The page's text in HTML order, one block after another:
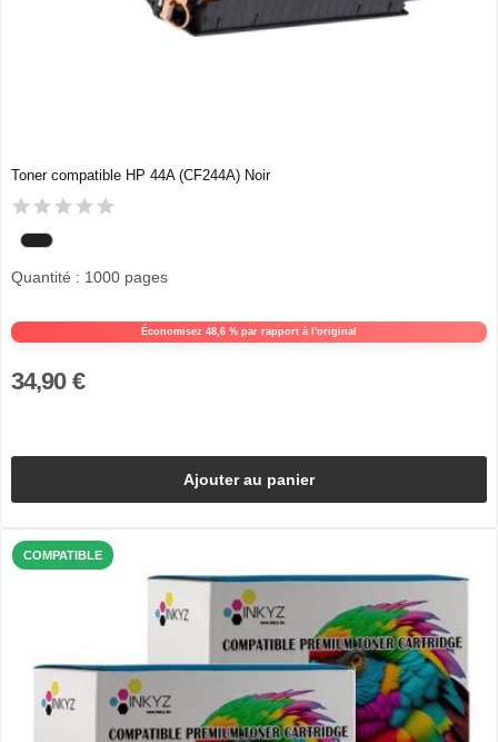
Toner compatible HP 44A (CF244A) Noir
Économisez 48,6 % par rapport à l'original
Quantité : 1000 pages
34,90 €
Ajouter au panier
COMPATIBLE